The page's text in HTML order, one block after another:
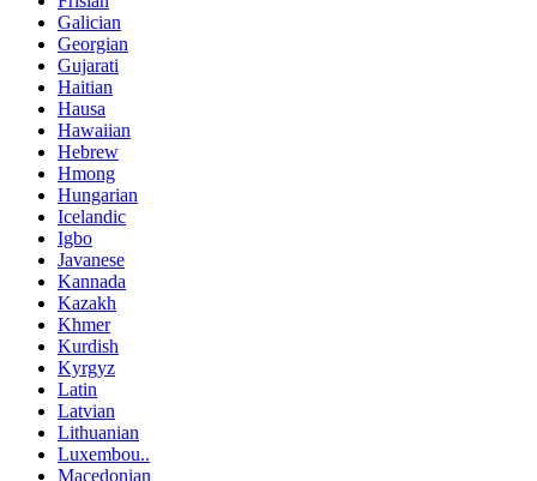
Galician
Georgian
Gujarati
Haitian
Hausa
Hawaiian
Hebrew
Hmong
Hungarian
Icelandic
Igbo
Javanese
Kannada
Kazakh
Khmer
Kurdish
Kyrgyz
Latin
Latvian
Lithuanian
Luxembou..
Macedonian